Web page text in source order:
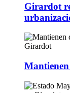
Girardot